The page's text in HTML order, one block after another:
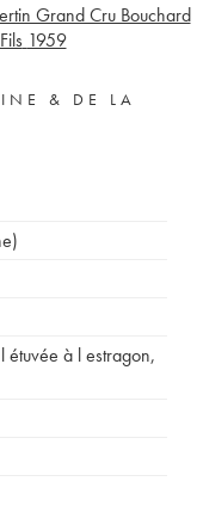
Grand Cru Bouchard
1959
& DE LA
étuvée à l estragon,